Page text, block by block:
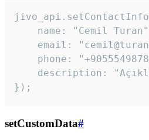
name: "Cemil
email:
phone:
description:
});
setCustomData#